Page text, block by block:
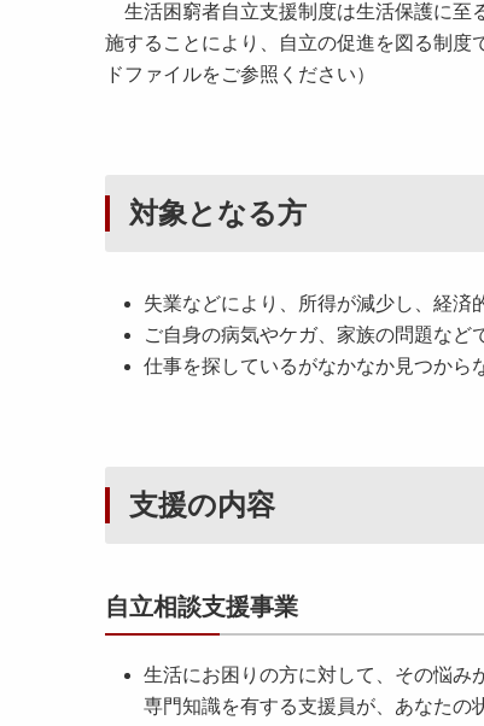
生活困窮者自立支援制度は生活保護に至
施することにより、自立の促進を図る制度
ドファイルをご参照ください）
対象となる方
失業などにより、所得が減少し、経済
ご自身の病気やケガ、家族の問題など
仕事を探しているがなかなか見つから
支援の内容
自立相談支援事業
生活にお困りの方に対して、その悩み
専門知識を有する支援員が、あなたの